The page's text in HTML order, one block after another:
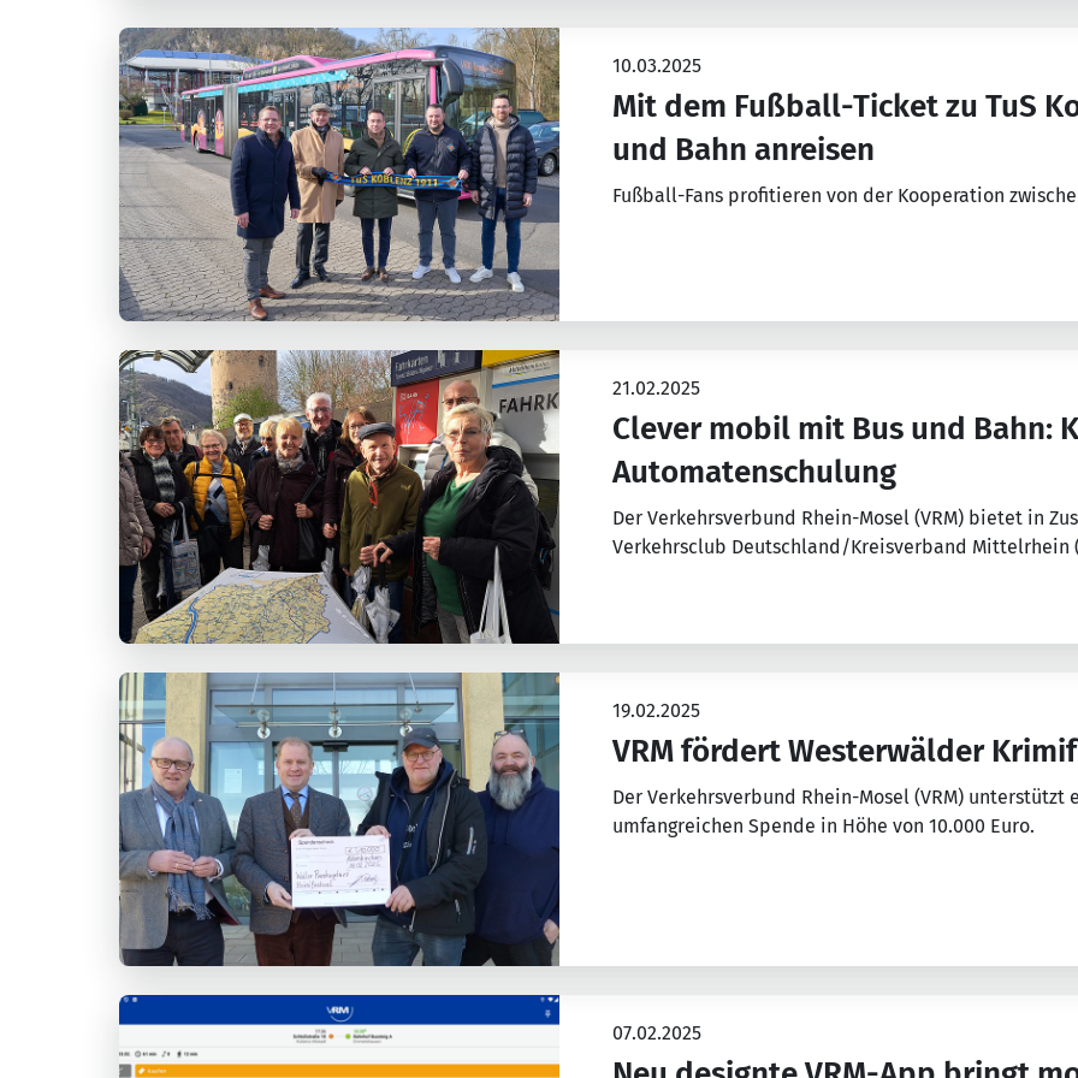
10.03.2025
Mit dem Fußball-Ticket zu TuS
und Bahn anreisen
Fußball-Fans profitieren von der Kooperation zwischen
21.02.2025
Clever mobil mit Bus und Bahn:
Automatenschulung
Der Verkehrsverbund Rhein-Mosel (VRM) bietet in
Verkehrsclub Deutschland/Kreisverband Mittelrhein
19.02.2025
VRM fördert Westerwälder
Der Verkehrsverbund Rhein-Mosel (VRM) unterstützt
umfangreichen Spende in Höhe von 10.000 Euro.
07.02.2025